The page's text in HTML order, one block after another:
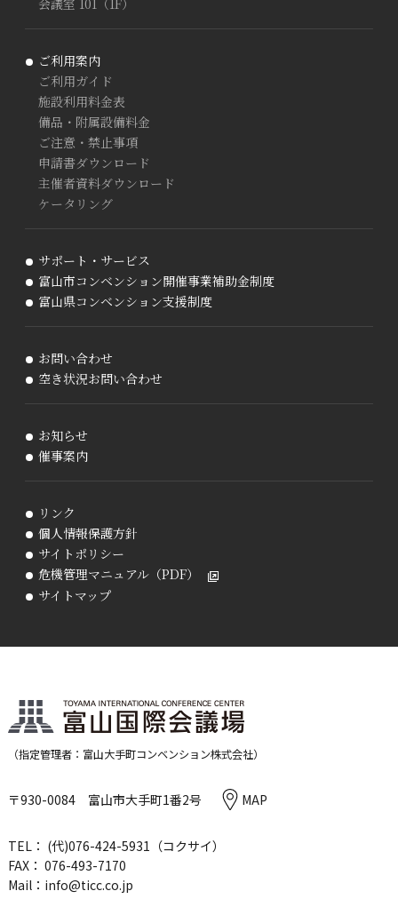
会議室 101（1F）
ご利用案内
ご利用ガイド
施設利用料金表
備品・附属設備料金
ご注意・禁止事項
申請書ダウンロード
主催者資料ダウンロード
ケータリング
サポート・サービス
富山市コンベンション開催事業補助金制度
富山県コンベンション支援制度
お問い合わせ
空き状況お問い合わせ
お知らせ
催事案内
リンク
個人情報保護方針
サイトポリシー
危機管理マニュアル（PDF）
サイトマップ
（指定管理者：富山大手町コンベンション株式会社）
〒930-0084 富山市大手町1番2号 MAP
TEL： (代)076-424-5931 （コクサイ）
FAX： 076-493-7170
Mail： info@ticc.co.jp